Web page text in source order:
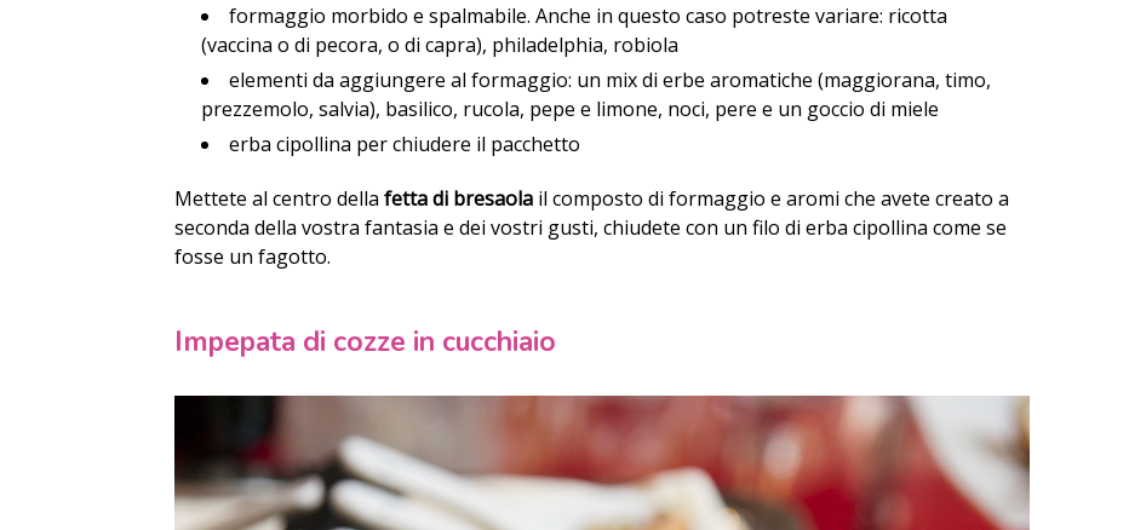
formaggio morbido e spalmabile. Anche in questo caso potreste variare: ricotta
(vaccina o di pecora, o di capra), philadelphia, robiola
elementi da aggiungere al formaggio: un mix di erbe aromatiche (maggiorana, timo,
prezzemolo, salvia), basilico, rucola, pepe e limone, noci, pere e un goccio di miele
erba cipollina per chiudere il pacchetto
Mettete al centro della fetta di bresaola il composto di formaggio e aromi che avete creato a
seconda della vostra fantasia e dei vostri gusti, chiudete con un filo di erba cipollina come se
fosse un fagotto.
Impepata di cozze in cucchiaio